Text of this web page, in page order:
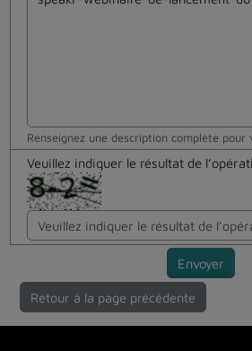
Renseignez une description complète pour
Veuillez indiquer le résultat de
Envoyer
Retour à la page précédente